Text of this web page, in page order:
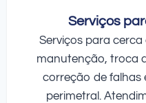
Serviços
Serviços para
manutenção, troca
correção de falhas
perimetral.